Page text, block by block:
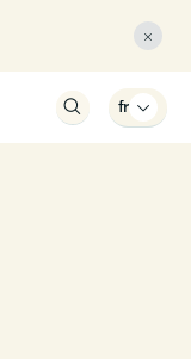

 fr 